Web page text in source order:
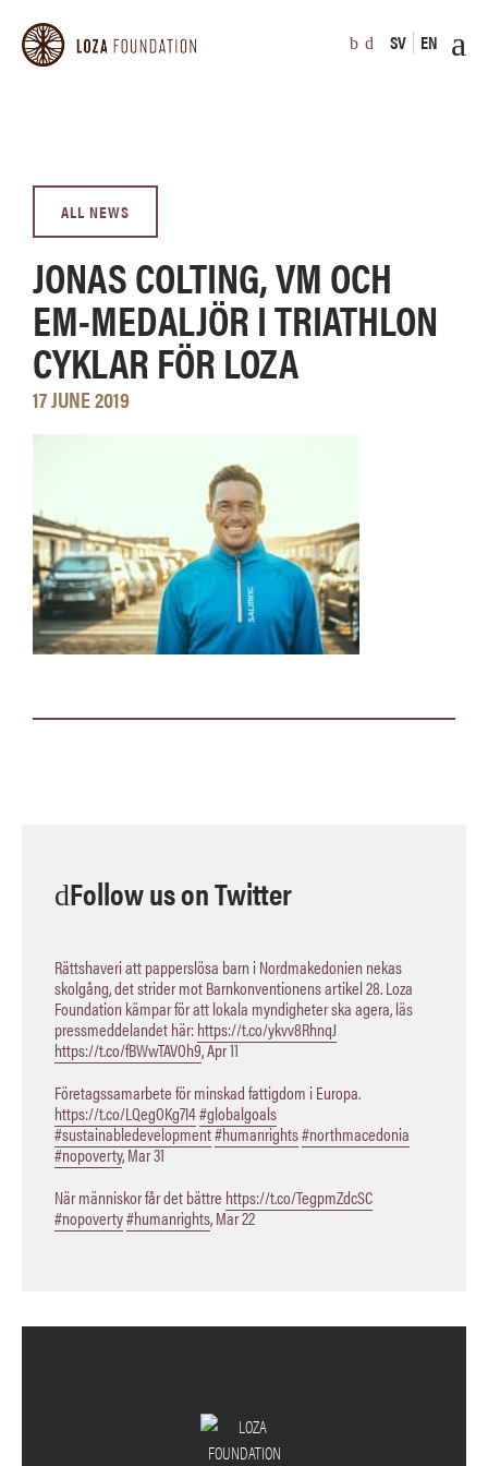
SV EN
ALL NEWS
JONAS COLTING, VM OCH
EM-MEDALJÖR I TRIATHLON
CYKLAR FÖR LOZA
17 JUNE 2019
Follow us on Twitter
Rättshaveri att papperslösa barn i Nordmakedonien nekas
skolgång, det strider mot Barnkonventionens artikel 28. Loza
Foundation kämpar för att lokala myndigheter ska agera, läs
pressmeddelandet här:https://t.co/ykvv8RhnqJ
https://t.co/fBWwTAVOh9,Apr 11
Företagssamarbete för minskad fattigdom i Europa.
https://t.co/LQegOKg7I4#globalgoals
#sustainabledevelopment#humanrights#northmacedonia
#nopoverty,Mar 31
När människor får det bättre https://t.co/TegpmZdcSC
#nopoverty#humanrights,Mar 22